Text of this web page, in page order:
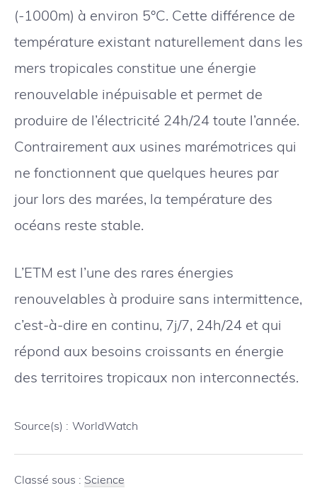
(-1000m) à environ 5°C. Cette différence de
température existant naturellement dans les
mers tropicales constitue une énergie
renouvelable inépuisable et permet de
produire de l’électricité 24h/24 toute l’année.
Contrairement aux usines marémotrices qui
ne fonctionnent que quelques heures par
jour lors des marées, la température des
océans reste stable.
L’ETM est l’une des rares énergies
renouvelables à produire sans intermittence,
c’est-à-dire en continu, 7j/7, 24h/24 et qui
répond aux besoins croissants en énergie
des territoires tropicaux non interconnectés.
Source(s) : WorldWatch
Classé sous : Science